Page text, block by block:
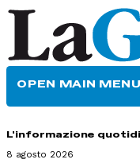
OPEN MAIN MENU
L'informazione
8 agosto 2026